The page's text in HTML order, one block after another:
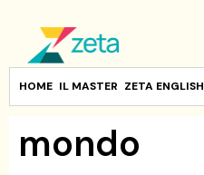
HOME IL MASTER ZETA ENGLISH
mondo